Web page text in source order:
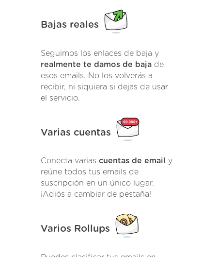
Bajas reales
Seguimos los enlaces de baja y
realmente te damos de baja de
esos emails. No los volverás a
recibir, ni siquiera si dejas de usar
el servicio.
Varias cuentas
Conecta varias cuentas de email
y
reúne todos tus emails de
suscripción en un único lugar.
¡Adiós a cambiar de pestaña!
Varios Rollups